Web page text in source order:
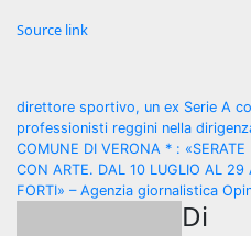
Source link
Navigazione
articoli
direttore sportivo, un ex Serie A
professionisti reggini nella
COMUNE DI VERONA * :
CON ARTE. DAL 10 LUGLIO AL
FORTI» – Agenzia giornalistica
Di